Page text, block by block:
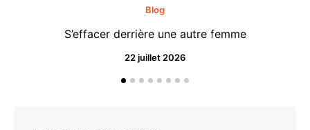
Blog
S’effacer derrière une autre femme
22 juillet 2026